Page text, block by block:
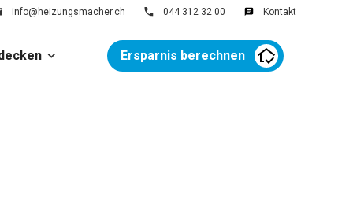
info@heizungsmacher.ch 044 312 32 00 Kontakt
Ersparnis berechnen